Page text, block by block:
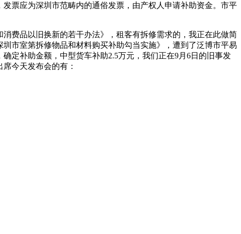
票应为深圳市范畴内的通俗发票，由产权人申请补助资金。市平
费品以旧换新的若干办法》，租客有拆修需求的，我正在此做简
市室第拆修物品和材料购买补助勾当实施》，遭到了泛博市平易
定补助金额，中型货车补助2.5万元，我们正在9月6日的旧事发
今天发布会的有：